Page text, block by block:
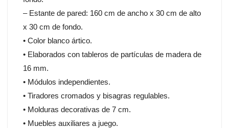
– Estante de pared: 160 cm de ancho x 30 cm de alto
x 30 cm de fondo.
• Color blanco ártico.
• Elaborados con tableros de partículas de madera de
16 mm.
• Módulos independientes.
• Tiradores cromados y bisagras regulables.
• Molduras decorativas de 7 cm.
• Muebles auxiliares a juego.